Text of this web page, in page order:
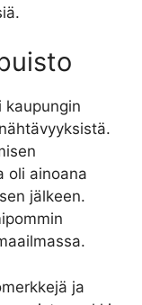
kaupungin
oli ainoana
jälkeen.
ja